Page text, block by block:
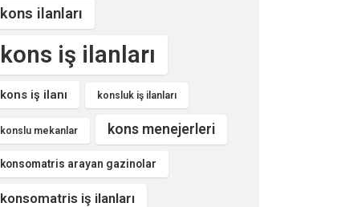
kons ilanları
kons iş ilanları
kons iş ilanı konsluk iş ilanları
konslu mekanlar kons menejerleri
konsomatris arayan gazinolar
konsomatris iş ilanları